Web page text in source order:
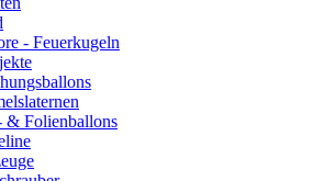
- Feuerkugeln
& Folienballons